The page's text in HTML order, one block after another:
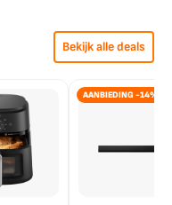
Bekijk alle deals
AANBIEDING -14%